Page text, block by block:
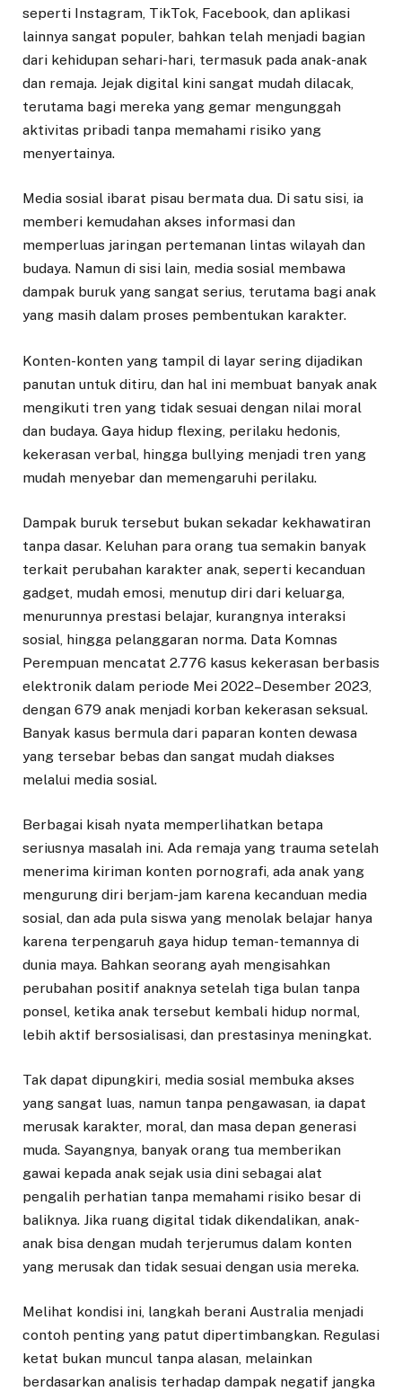
seperti Instagram, TikTok, Facebook, dan aplikasi
lainnya sangat populer, bahkan telah menjadi bagian
dari kehidupan sehari-hari, termasuk pada anak-anak
dan remaja. Jejak digital kini sangat mudah dilacak,
terutama bagi mereka yang gemar mengunggah
aktivitas pribadi tanpa memahami risiko yang
menyertainya.
Media sosial ibarat pisau bermata dua. Di satu sisi, ia
memberi kemudahan akses informasi dan
memperluas jaringan pertemanan lintas wilayah dan
budaya. Namun di sisi lain, media sosial membawa
dampak buruk yang sangat serius, terutama bagi anak
yang masih dalam proses pembentukan karakter.
Konten-konten yang tampil di layar sering dijadikan
panutan untuk ditiru, dan hal ini membuat banyak anak
mengikuti tren yang tidak sesuai dengan nilai moral
dan budaya. Gaya hidup flexing, perilaku hedonis,
kekerasan verbal, hingga bullying menjadi tren yang
mudah menyebar dan memengaruhi perilaku.
Dampak buruk tersebut bukan sekadar kekhawatiran
tanpa dasar. Keluhan para orang tua semakin banyak
terkait perubahan karakter anak, seperti kecanduan
gadget, mudah emosi, menutup diri dari keluarga,
menurunnya prestasi belajar, kurangnya interaksi
sosial, hingga pelanggaran norma. Data Komnas
Perempuan mencatat 2.776 kasus kekerasan berbasis
elektronik dalam periode Mei 2022–Desember 2023,
dengan 679 anak menjadi korban kekerasan seksual.
Banyak kasus bermula dari paparan konten dewasa
yang tersebar bebas dan sangat mudah diakses
melalui media sosial.
Berbagai kisah nyata memperlihatkan betapa
seriusnya masalah ini. Ada remaja yang trauma setelah
menerima kiriman konten pornografi, ada anak yang
mengurung diri berjam-jam karena kecanduan media
sosial, dan ada pula siswa yang menolak belajar hanya
karena terpengaruh gaya hidup teman-temannya di
dunia maya. Bahkan seorang ayah mengisahkan
perubahan positif anaknya setelah tiga bulan tanpa
ponsel, ketika anak tersebut kembali hidup normal,
lebih aktif bersosialisasi, dan prestasinya meningkat.
Tak dapat dipungkiri, media sosial membuka akses
yang sangat luas, namun tanpa pengawasan, ia dapat
merusak karakter, moral, dan masa depan generasi
muda. Sayangnya, banyak orang tua memberikan
gawai kepada anak sejak usia dini sebagai alat
pengalih perhatian tanpa memahami risiko besar di
baliknya. Jika ruang digital tidak dikendalikan, anak-
anak bisa dengan mudah terjerumus dalam konten
yang merusak dan tidak sesuai dengan usia mereka.
Melihat kondisi ini, langkah berani Australia menjadi
contoh penting yang patut dipertimbangkan. Regulasi
ketat bukan muncul tanpa alasan, melainkan
berdasarkan analisis terhadap dampak negatif jangka